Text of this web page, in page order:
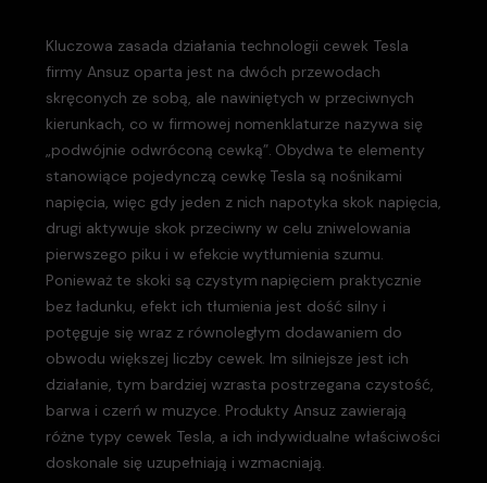
Kluczowa zasada działania technologii cewek Tesla
firmy Ansuz oparta jest na dwóch przewodach
skręconych ze sobą, ale nawiniętych w przeciwnych
kierunkach, co w firmowej nomenklaturze nazywa się
„podwójnie odwróconą cewką”. Obydwa te elementy
stanowiące pojedynczą cewkę Tesla są nośnikami
napięcia, więc gdy jeden z nich napotyka skok napięcia,
drugi aktywuje skok przeciwny w celu zniwelowania
pierwszego piku i w efekcie wytłumienia szumu.
Ponieważ te skoki są czystym napięciem praktycznie
bez ładunku, efekt ich tłumienia jest dość silny i
potęguje się wraz z równoległym dodawaniem do
obwodu większej liczby cewek. Im silniejsze jest ich
działanie, tym bardziej wzrasta postrzegana czystość,
barwa i czerń w muzyce. Produkty Ansuz zawierają
różne typy cewek Tesla, a ich indywidualne właściwości
doskonale się uzupełniają i wzmacniają.